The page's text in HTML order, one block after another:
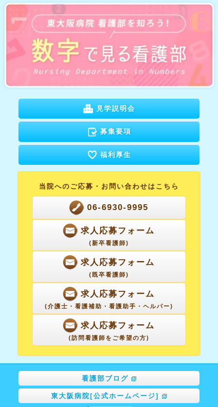
見学説明会
募集要項
福利厚生
当院へのご応募・ お問い合わせはこちら
06-6930-9995
求人応募フォーム
(新卒看護師)
求人応募フォーム
(既卒看護師)
求人応募フォーム
(介護士・看護補助・ 看護助手・ヘルパー)
求人応募フォーム
(訪問看護師をご希望の方)
看護部ブログ
東大阪病院[公式ホームページ]